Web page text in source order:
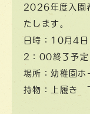
2026年度入園
たします。
日時：10月4
2：00終了予定
場所：幼稚園ホ
持物：上履き